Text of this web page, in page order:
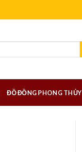
ĐỒ ĐỒNG PHONG THỦY